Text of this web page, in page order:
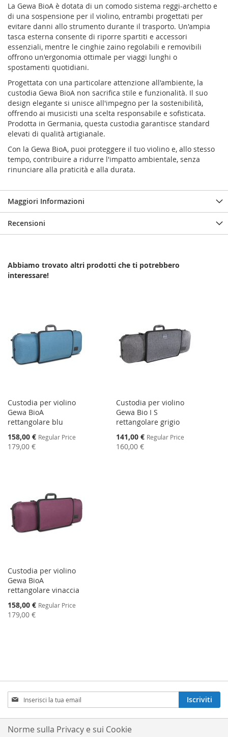
La Gewa BioA è dotata di un comodo sistema reggi-archetto e
di una sospensione per il violino, entrambi progettati per
evitare danni allo strumento durante il trasporto. Un'ampia
tasca esterna consente di riporre spartiti e accessori
essenziali, mentre le cinghie zaino regolabili e removibili
offrono un'ergonomia ottimale per viaggi lunghi o
spostamenti quotidiani.
Progettata con una particolare attenzione all'ambiente, la
custodia Gewa BioA non sacrifica stile e funzionalità. Il suo
design elegante si unisce all'impegno per la sostenibilità,
offrendo ai musicisti una scelta responsabile e sofisticata.
Prodotta in Germania, questa custodia garantisce standard
elevati di qualità artigianale.
Con la Gewa BioA, puoi proteggere il tuo violino e, allo stesso
tempo, contribuire a ridurre l'impatto ambientale, senza
rinunciare alla praticità e alla durata.
Maggiori Informazioni
Recensioni
Abbiamo trovato altri prodotti che ti potrebbero
interessare!
Custodia per violino
Gewa BioA
rettangolare blu
Special
Price
158,00 € Regular Price
179,00 €
Custodia per violino
Gewa Bio I S
rettangolare grigio
Special
Price
141,00 € Regular Price
160,00 €
Custodia per violino
Gewa BioA
rettangolare vinaccia
Special
Price
158,00 € Regular Price
179,00 €
Iscriviti
alla
nostra
Newsletter:
Iscriviti
Norme sulla Privacy e sui Cookie